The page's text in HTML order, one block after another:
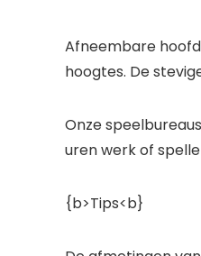
Afneembare
hoogtes. De
Onze
uren werk of
{b>Tips<b}